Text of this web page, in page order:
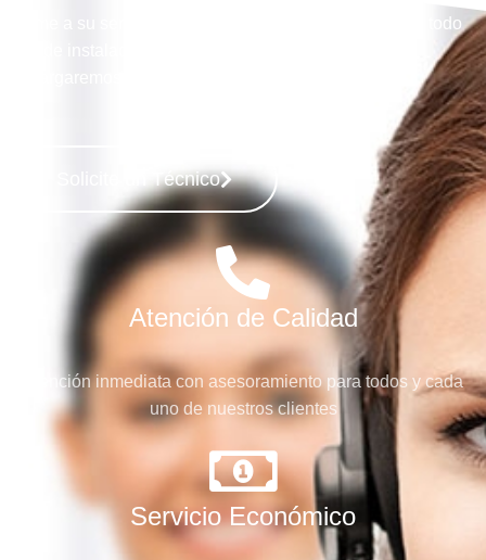
Llame a su servicio especializado en la reparación de todo
Solicite un Técnico
Atención de Calidad
Atención inmediata con asesoramiento para todos y cada
uno de nuestros clientes
Servicio Económico